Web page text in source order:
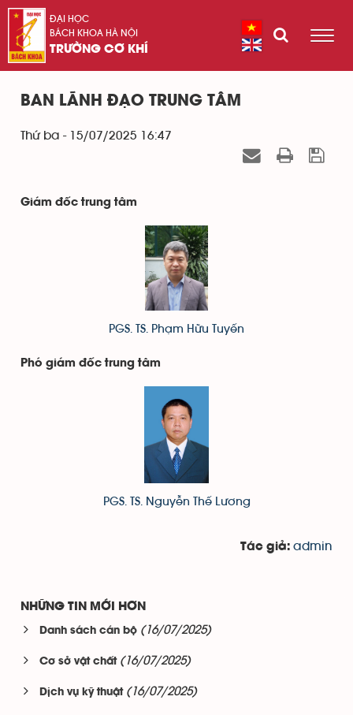
ĐẠI HỌC
BÁCH KHOA HÀ NỘI
TRƯỜNG CƠ KHÍ
BAN LÃNH ĐẠO TRUNG TÂM
Thứ ba - 15/07/2025 16:47
Giám đốc trung tâm
PGS. TS. Phạm Hữu Tuyến
Phó giám đốc trung tâm
PGS. TS. Nguyễn Thế Lương
Tác giả: admin
NHỮNG TIN MỚI HƠN
Danh sách cán bộ (16/07/2025)
Cơ sở vật chất (16/07/2025)
Dịch vụ kỹ thuật (16/07/2025)